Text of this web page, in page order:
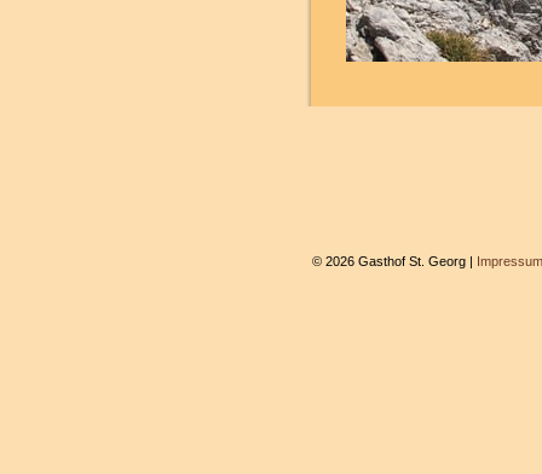
© 2026 Gasthof St. Georg | Impressum